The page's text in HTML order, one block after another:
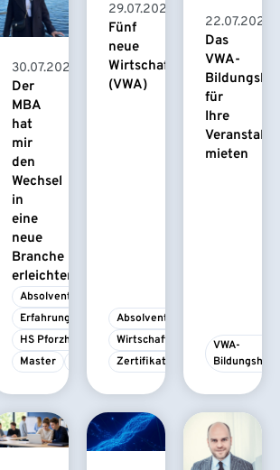
30.07.2026
Der
MBA
hat
mir
den
Wechsel
in
eine
neue
Branche
erleichtert
Absolvent/-in
Erfahrungsbericht
HS Pforzheim
Master
29.07.2026
Fünf
neue
Wirtschaftspsychologinnen
(VWA)
Absolvent/-in
Wirtschaftspsychologie
Zertifikatskurs
22.07.2026
Das
VWA-
für
Ihre
mieten
VWA-
Bildungshaus